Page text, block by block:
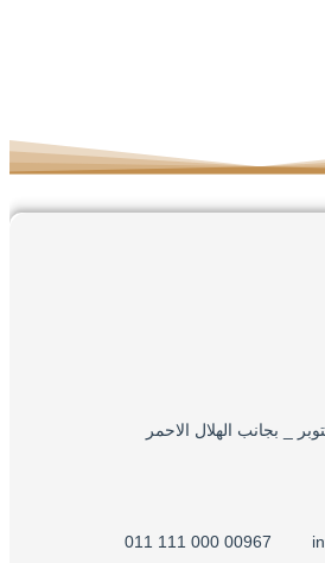
_ بجانب الهلال الاحمر
00967 000 111 011